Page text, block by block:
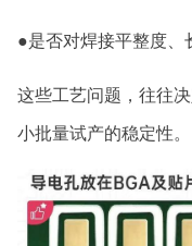
●是否对焊接平整度、
这些工艺问题，往往
小批量试产的稳定性。